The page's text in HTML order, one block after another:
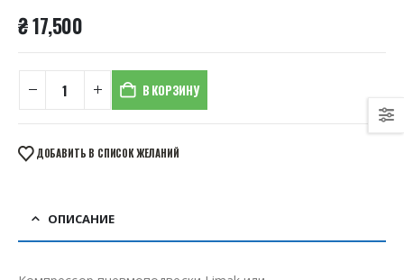
₴17,500
В КОРЗИНУ
ДОБАВИТЬ В СПИСОК ЖЕЛАНИЙ
ОПИСАНИЕ